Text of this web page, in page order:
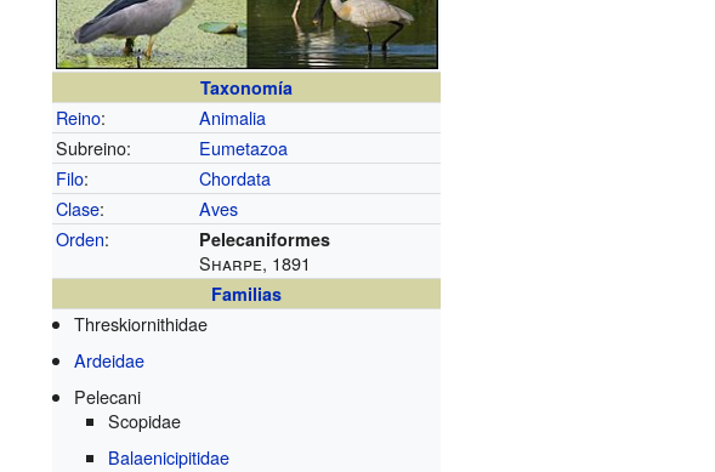
Taxonomía
Reino:
Animalia
Subreino:
Eumetazoa
Filo:
Chordata
Clase:
Aves
Orden: Pelecaniformes
Sharpe, 1891
Familias
Threskiornithidae
Ardeidae
Pelecani
Scopidae
Balaenicipitidae